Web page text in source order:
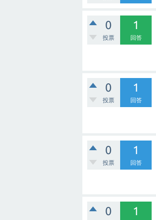
0
投票
1
回答
0
投票
1
回答
0
投票
1
回答
0 1